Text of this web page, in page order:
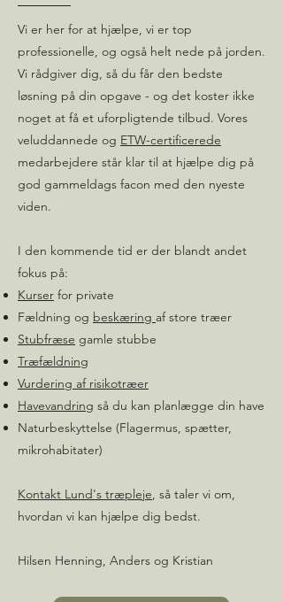
Vi er her for at hjælpe, vi er top
professionelle, og også helt nede på jorden.
Vi rådgiver dig, så du får den bedste
løsning på din opgave - og det koster ikke
noget at få et uforpligtende tilbud. Vores
veluddannede og ETW-certificerede
medarbejdere står klar til at hjælpe dig på
god gammeldags facon med den nyeste
viden.
I den kommende tid er der blandt andet
fokus på:
Kurser for private
Fældning og beskæring af store træer
Stubfræse gamle stubbe
Træfældning
Vurdering af risikotræer
Havevandring så du kan planlægge din have
Naturbeskyttelse (Flagermus, spætter,
mikrohabitater)
Kontakt Lund's træpleje, så taler vi om,
hvordan vi kan hjælpe dig bedst.
Hilsen Henning, Anders og Kristian